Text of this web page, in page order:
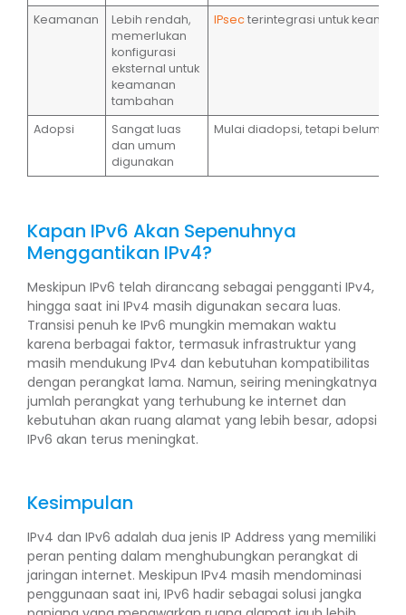
Keamanan
Lebih rendah,
memerlukan
konfigurasi
eksternal untuk
keamanan
tambahan
IPsec terintegrasi untuk
Adopsi
Sangat luas
dan umum
digunakan
Mulai diadopsi, tetapi belum
Kapan IPv6 Akan Sepenuhnya
Menggantikan IPv4?
Meskipun IPv6 telah dirancang sebagai pengganti IPv4,
hingga saat ini IPv4 masih digunakan secara luas.
Transisi penuh ke IPv6 mungkin memakan waktu
karena berbagai faktor, termasuk infrastruktur yang
masih mendukung IPv4 dan kebutuhan kompatibilitas
dengan perangkat lama. Namun, seiring meningkatnya
jumlah perangkat yang terhubung ke internet dan
kebutuhan akan ruang alamat yang lebih besar, adopsi
IPv6 akan terus meningkat.
Kesimpulan
IPv4 dan IPv6 adalah dua jenis IP Address yang memiliki
peran penting dalam menghubungkan perangkat di
jaringan internet. Meskipun IPv4 masih mendominasi
penggunaan saat ini, IPv6 hadir sebagai solusi jangka